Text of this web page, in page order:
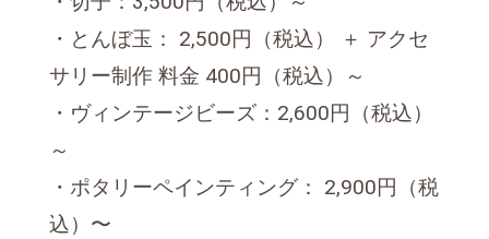
・とんぼ玉： 2,500円（税込） ＋ アクセ
サリー制作 料金 400円（税込）～
・ヴィンテージビーズ：2,600円（税込）
～
・ポタリーペインティング： 2,900円（税
込）〜